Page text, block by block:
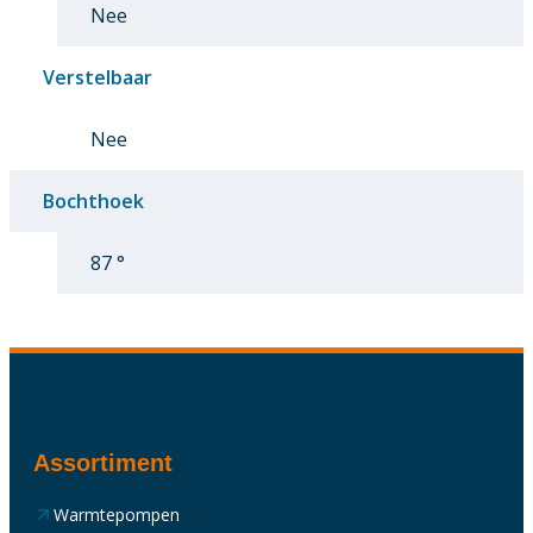
Nee
Verstelbaar
Nee
Bochthoek
87 °
Assortiment
Warmtepompen